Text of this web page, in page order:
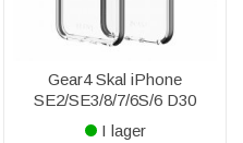
Gear4 Skal iPhone
SE2/SE3/8/7/6S/6 D30
Piccadilly - Svart
I lager